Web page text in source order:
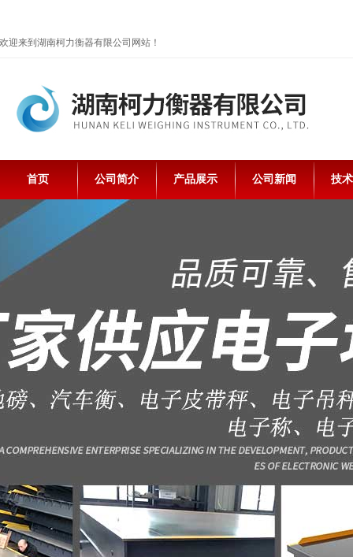
欢迎来到湖南柯力衡器有限公司网站！
首页 公司简介 产品展示 公司新闻 技